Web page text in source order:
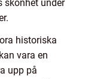
skönhet under
historiska
vara en
upp på